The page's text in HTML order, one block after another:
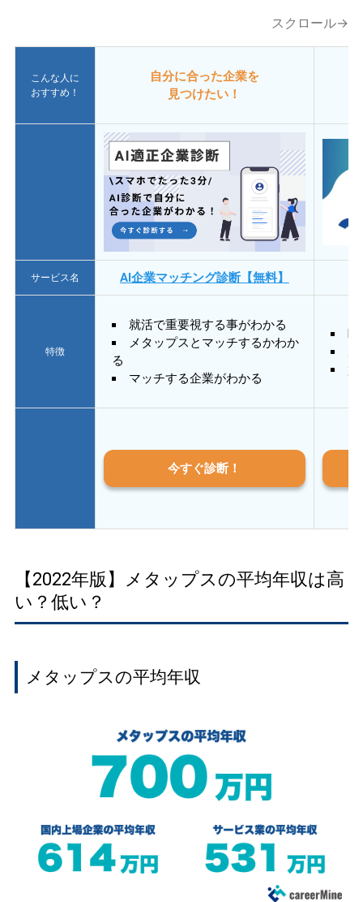
スクロール→
こんな人に
おすすめ！
自分に合った企業を
見つけたい！
サービス名 AI企業マッチング診断【無料】
特徴
就活で重要視する事がわかる
メタップスとマッチするかわか
る
マッチする企業がわかる
質
今すぐ診断！
【2022年版】メタップスの平均年収は高
い？低い？
メタップスの平均年収